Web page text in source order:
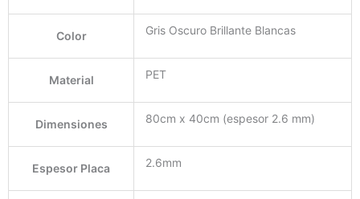
Color Gris Oscuro Brillante Blancas
Material PET
Dimensiones 80cm x 40cm (espesor 2.6 mm)
Espesor Placa 2.6mm